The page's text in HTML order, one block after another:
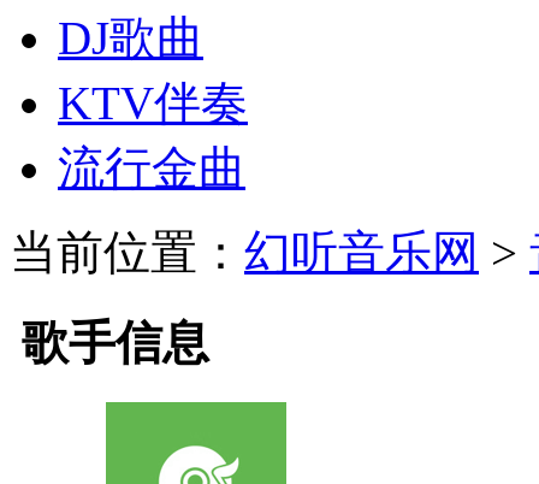
DJ歌曲
KTV伴奏
流行金曲
当前位置： 幻听音乐网 >
歌手信息